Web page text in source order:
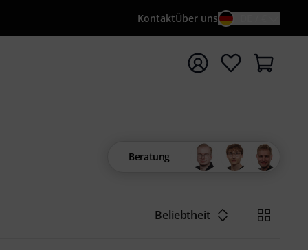
KontaktÜber uns
mit Suchwort {searchTerm} starten
Beratung
Beliebtheit